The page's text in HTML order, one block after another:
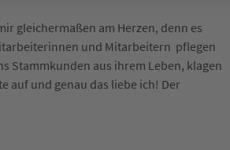
gleichermaßen am Herzen, denn es
und Mitarbeitern pflegen
Stammkunden aus ihrem Leben, klagen
auf und genau das liebe ich! Der